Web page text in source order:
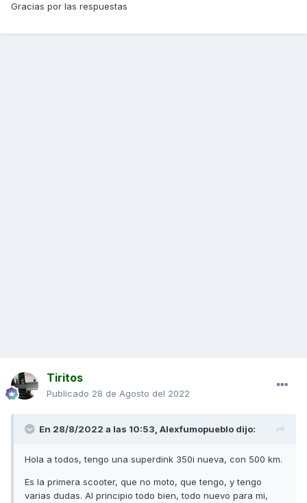
Gracias por las respuestas
Tiritos
Publicado 28 de Agosto del 2022
En 28/8/2022 a las 10:53, Alexfumopueblo dijo:
Hola a todos, tengo una superdink 350i nueva, con 500 km.
Es la primera scooter, que no moto, que tengo, y tengo
varias dudas. Al principio todo bien, todo nuevo para mi,